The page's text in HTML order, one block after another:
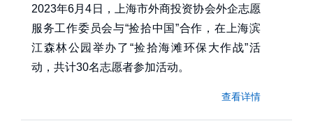
2023年6月4日，上海市外商投资协会外企志愿
服务工作委员会与“捡拾中国”合作，在上海滨
江森林公园举办了“捡拾海滩环保大作战”活
动，共计30名志愿者参加活动。
查看详情